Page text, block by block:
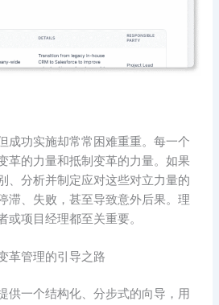
成功实施却常常困难重重。每一个
革的力量和抵制变革的力量。如果
、分析并制定应对这些对立力量的
滞、失败，甚至导致意外后果。理
或项目经理都至关重要。
革管理的引导之路
供一个结构化、分步式的向导，用